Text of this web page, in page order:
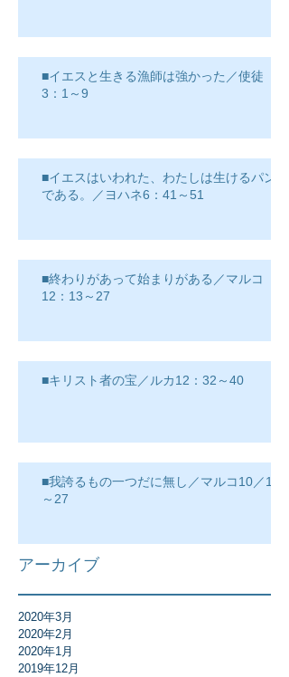
■イエスと生きる漁師は強かった／使徒
3：1～9
■イエスはいわれた、わたしは生けるパン
である。／ヨハネ6：41～51
■終わりがあって始まりがある／マルコ
12：13～27
■キリスト者の宝／ルカ12：32～40
■我誇るもの一つだに無し／マルコ10／17
～27
アーカイブ
2020年3月
2020年2月
2020年1月
2019年12月